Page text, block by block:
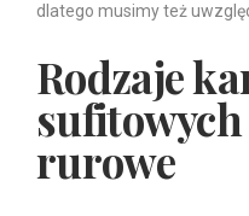
dlatego musimy też
Rodzaje
sufitowych
rurowe